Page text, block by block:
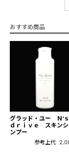
おすすめ商品
グラッド・ユー Ｎ‘
ｄｒｉｖｅ スキンシ
ンプー
参考上代